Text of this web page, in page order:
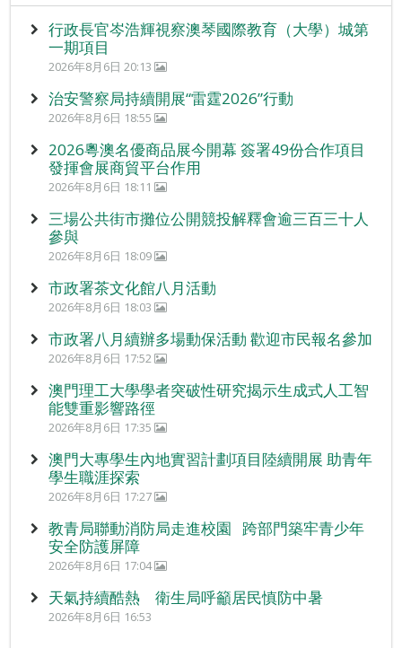
行政長官岑浩輝視察澳琴國際教育（大學）城第
一期項目
2026年8月6日 20:13
治安警察局持續開展“雷霆2026”行動
2026年8月6日 18:55
2026粵澳名優商品展今開幕 簽署49份合作項目
發揮會展商貿平台作用
2026年8月6日 18:11
三場公共街市攤位公開競投解釋會逾三百三十人
參與
2026年8月6日 18:09
市政署茶文化館八月活動
2026年8月6日 18:03
市政署八月續辦多場動保活動 歡迎市民報名參加
2026年8月6日 17:52
澳門理工大學學者突破性研究揭示生成式人工智
能雙重影響路徑
2026年8月6日 17:35
澳門大專學生內地實習計劃項目陸續開展 助青年
學生職涯探索
2026年8月6日 17:27
教青局聯動消防局走進校園 跨部門築牢青少年
安全防護屏障
2026年8月6日 17:04
天氣持續酷熱 衛生局呼籲居民慎防中暑
2026年8月6日 16:53